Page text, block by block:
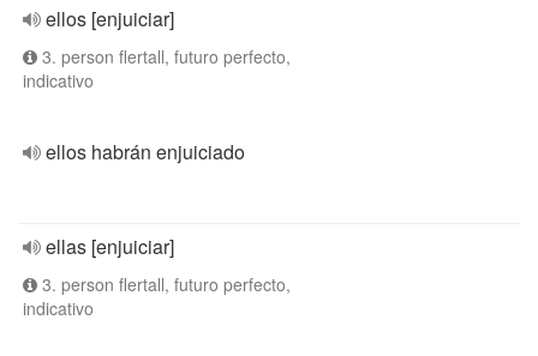
ellos [enjuiciar]
3. person flertall, futuro perfecto,
indicativo
ellos habrán enjuiciado
ellas [enjuiciar]
3. person flertall, futuro perfecto,
indicativo